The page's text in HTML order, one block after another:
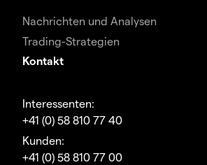
Nachrichten und Analysen
Trading-Strategien
Kontakt
Interessenten:
+41 (0) 58 810 77 40
Kunden:
+41 (0) 58 810 77 00